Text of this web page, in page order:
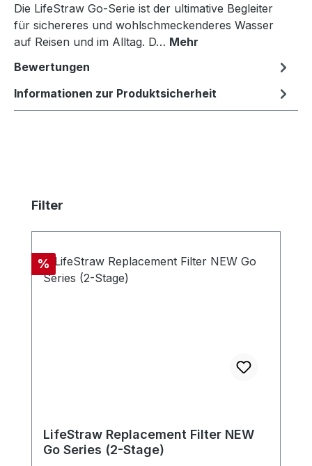
Die LifeStraw Go-Serie ist der ultimative Begleiter
für sichereres und wohlschmeckenderes Wasser
auf Reisen und im Alltag. D… Mehr
Bewertungen
Informationen zur Produktsicherheit
Produktgalerie überspringen
Filter
Rabatt
%
LifeStraw Replacement Filter NEW
Go Series (2-Stage)